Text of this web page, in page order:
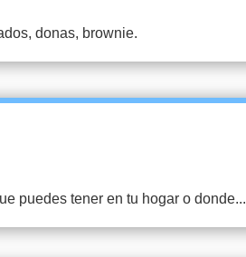
donas, brownie.
puedes tener en tu hogar o donde...